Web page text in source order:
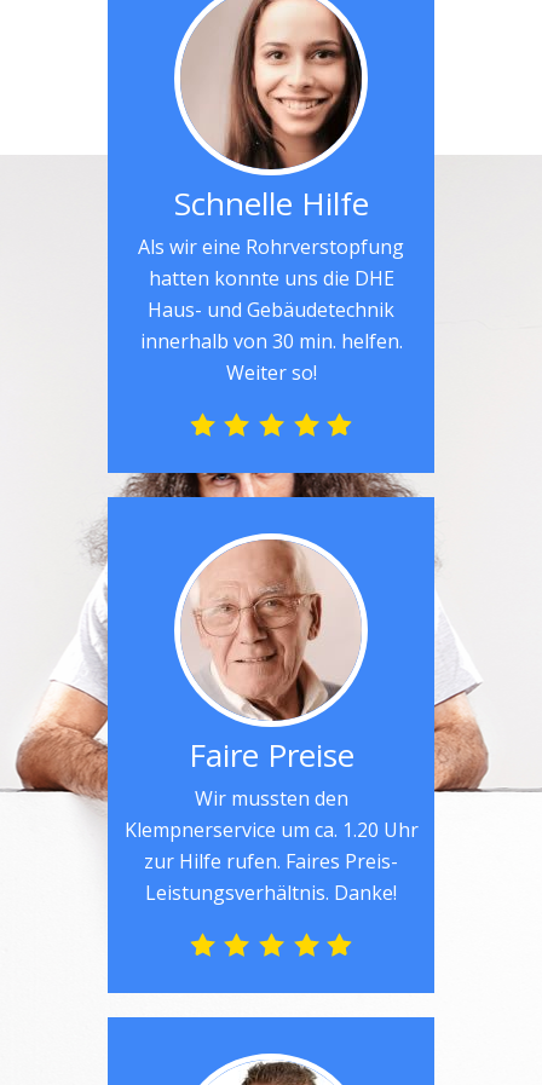
Schnelle Hilfe
Als wir eine Rohrverstopfung
hatten konnte uns die DHE
Haus- und Gebäudetechnik
innerhalb von 30 min. helfen.
Weiter so!
Faire Preise
Wir mussten den
Klempnerservice um ca. 1.20 Uhr
zur Hilfe rufen. Faires Preis-
Leistungsverhältnis. Danke!